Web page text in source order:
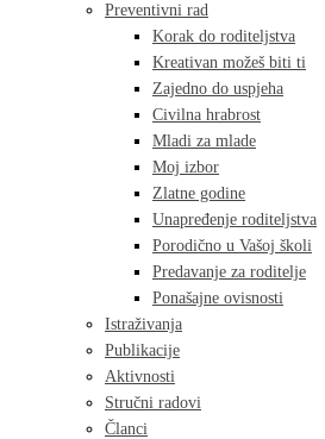
Preventivni rad
Korak do roditeljstva
Kreativan možeš biti ti
Zajedno do uspjeha
Civilna hrabrost
Mladi za mlade
Moj izbor
Zlatne godine
Unapređenje roditeljstva
Porodično u Vašoj školi
Predavanje za roditelje
Ponašajne ovisnosti
Istraživanja
Publikacije
Aktivnosti
Stručni radovi
Članci